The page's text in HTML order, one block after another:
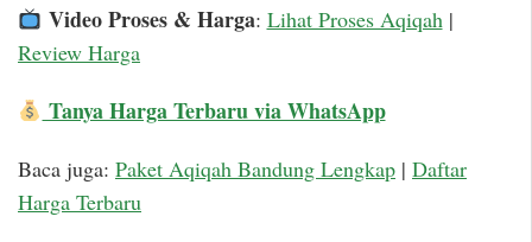
Video Proses & Harga: Lihat Proses Aqiqah|
Review Harga
Tanya Harga Terbaru via WhatsApp
Baca juga: Paket Aqiqah Bandung Lengkap | Daftar
Harga Terbaru